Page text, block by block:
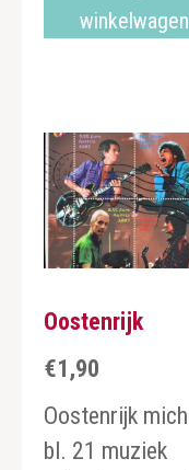
winkelwagen
Oostenrijk
€1,90
Oostenrijk
bl. 21 muziek